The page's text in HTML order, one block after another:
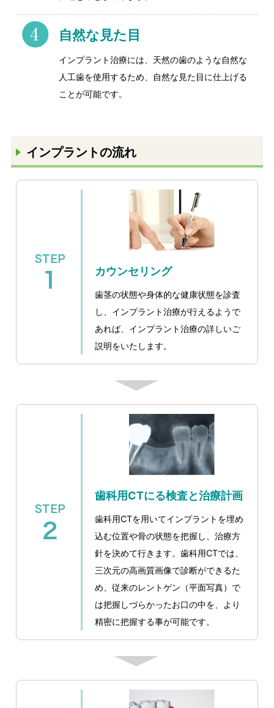
自然な見た目
インプラント治療には、天然の歯のような自然な
人工歯を使用するため、自然な見た目に仕上げる
ことが可能です。
インプラントの流れ
カウンセリング
歯茎の状態や身体的な健康状態を診査
し、インプラント治療が行えるようで
あれば、インプラント治療の詳しいご
説明をいたします。
歯科用CTにる検査と治療計画
歯科用CTを用いてインプラントを埋め
込む位置や骨の状態を把握し、治療方
針を決めて行きます。歯科用CTでは、
三次元の高画質画像で診断ができるた
め、従来のレントゲン（平面写真）で
は把握しづらかったお口の中を、より
精密に把握する事が可能です。